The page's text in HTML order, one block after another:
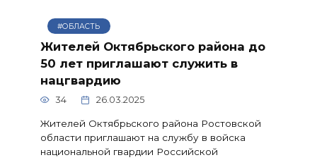
#ОБЛАСТЬ
Жителей Октябрьского района до
50 лет приглашают служить в
нацгвардию
34 26.03.2025
Жителей Октябрьского района Ростовской
области приглашают на службу в войска
национальной гвардии Российской